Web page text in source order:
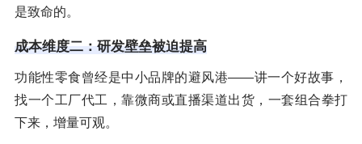
是致命的。
成本维度二：研发壁垒被迫提高
功能性零食曾经是中小品牌的避风港——讲一个好故事，
找一个工厂代工，靠微商或直播渠道出货，一套组合拳打
下来，增量可观。